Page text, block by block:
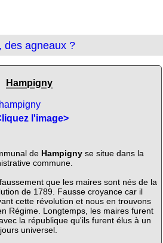
des agneaux ?
Hampigny
l'image>
de Hampignyse situe dans la
commune.
que les maires sont nés de la
de 1789. Fausse croyance car il
cette révolution et nous en trouvons
Régime. Longtemps, les maires furent
la république qu'ils furent élus à un
universel.